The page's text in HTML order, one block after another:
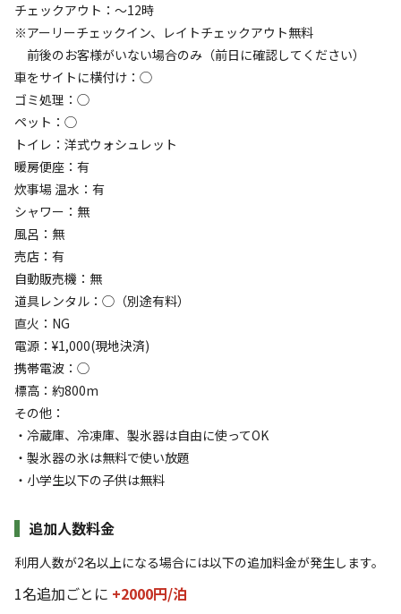
チェックアウト：～12時
※アーリーチェックイン、レイトチェックアウト無料
前後のお客様がいない場合のみ（前日に確認してください）
車をサイトに横付け：◯
ゴミ処理：◯
ペット：◯
トイレ：洋式ウォシュレット
暖房便座：有
炊事場 温水：有
シャワー：無
風呂：無
売店：有
自動販売機：無
道具レンタル：◯（別途有料）
直火：NG
電源：¥1,000(現地決済)
携帯電波：◯
標高：約800m
その他：
・冷蔵庫、冷凍庫、製氷器は自由に使ってOK
・製氷器の氷は無料で使い放題
・小学生以下の子供は無料
追加人数料金
利用人数が2名以上になる場合には以下の追加料金が発生します。
1名追加ごとに +2000円/泊
キャンプ場からのお知らせ
2026.3.16更新
【リニューアルOPEN！】
2026年3月20日～ラスタキャンプ白州が生まれ変わりまし
た！
キャンプサイトもグランピングもバージョンアップしてます
🌸
いよいよ春本番！最高のアウトドア体験をしに是非とも遊び
にきてください★
🍖 これからの主役は「手ぶらでBBQ」！
これからのシーズン、一番の楽しみといえば開放感あふれる
BBQ。
リニューアルしたグランピングでは、手ぶらでBBQができま
す！昼はBBQとビール、夜は焚き火とワイン！まさに非日常
の贅沢。
📅 ゴールデンウィークのご予約はお早めに
新緑が眩しいGWの計画はお済みですか？
都会の喧騒を離れ、白州の森で深呼吸。
出を一緒に作りましょう！